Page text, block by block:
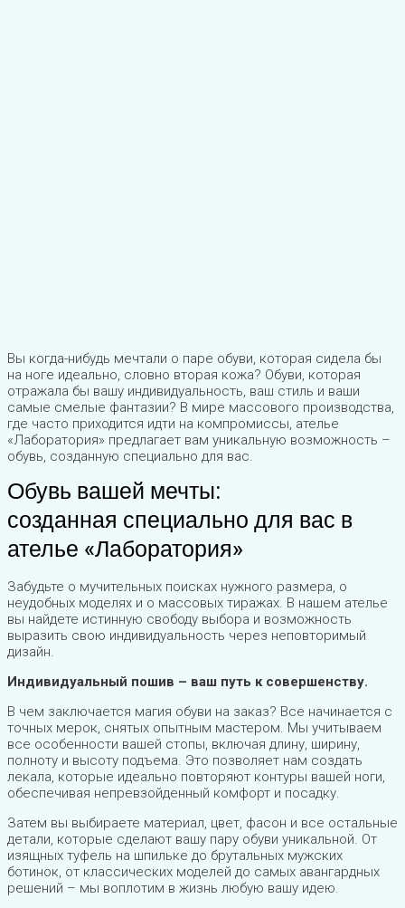
Вы когда-нибудь мечтали о паре обуви, которая сидела бы
на ноге идеально, словно вторая кожа? Обуви, которая
отражала бы вашу индивидуальность, ваш стиль и ваши
самые смелые фантазии? В мире массового производства,
где часто приходится идти на компромиссы, ателье
«Лаборатория» предлагает вам уникальную возможность –
обувь, созданную специально для вас.
Обувь вашей мечты:
созданная специально для вас в
ателье «Лаборатория»
Забудьте о мучительных поисках нужного размера, о
неудобных моделях и о массовых тиражах. В нашем ателье
вы найдете истинную свободу выбора и возможность
выразить свою индивидуальность через неповторимый
дизайн.
Индивидуальный пошив – ваш путь к совершенству.
В чем заключается магия обуви на заказ? Все начинается с
точных мерок, снятых опытным мастером. Мы учитываем
все особенности вашей стопы, включая длину, ширину,
полноту и высоту подъема. Это позволяет нам создать
лекала, которые идеально повторяют контуры вашей ноги,
обеспечивая непревзойденный комфорт и посадку.
Затем вы выбираете материал, цвет, фасон и все остальные
детали, которые сделают вашу пару обуви уникальной. От
изящных туфель на шпильке до брутальных мужских
ботинок, от классических моделей до самых авангардных
решений – мы воплотим в жизнь любую вашу идею.